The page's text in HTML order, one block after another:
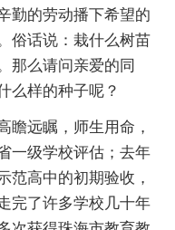
勤的劳动播下希望的
俗话说：栽什么树苗
那么请问亲爱的同
么样的种子呢？
瞻远瞩，师生用命，
一级学校评估；去年
范高中的初期验收，
完了许多学校几十年